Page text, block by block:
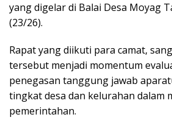
yang digelar di Balai Desa Moyag
(23/26).
Rapat yang diikuti para camat,
tersebut menjadi momentum
penegasan tanggung jawab
tingkat desa dan kelurahan dalam
pemerintahan.